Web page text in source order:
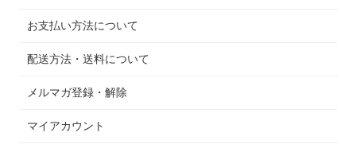
お支払い方法について
配送方法・送料について
メルマガ登録・解除
マイアカウント